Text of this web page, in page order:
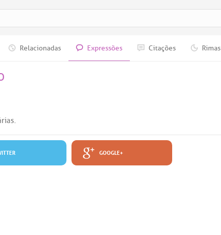
Relacionadas Expressões Citações Rimas
GOOGLE+